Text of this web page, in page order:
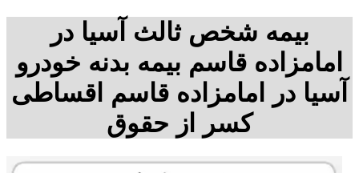
بیمه شخص ثالث آسیا در
امامزاده قاسم بیمه بدنه خودرو
آسیا در امامزاده قاسم اقساطی
کسر از حقوق